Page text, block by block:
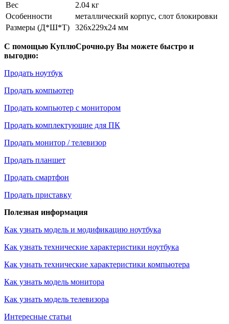
Вес
2.04 кг
Особенности
металлический корпус, слот блокировки
Размеры (Д*Ш*Т)
326x229x24 мм
С помощью КуплюСрочно.ру Вы можете быстро и
выгодно:
Продать ноутбук
Продать компьютер
Продать компьютер с монитором
Продать комплектующие для ПК
Продать монитор / телевизор
Продать планшет
Продать смартфон
Продать приставку
Полезная информация
Как узнать модель и модификацию ноутбука
Как узнать технические характеристики ноутбука
Как узнать технические характеристики компьютера
Как узнать модель монитора
Как узнать модель телевизора
Интересные статьи